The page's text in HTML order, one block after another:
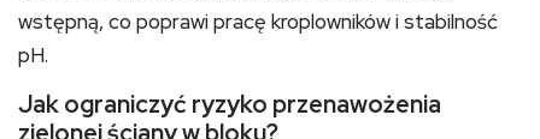
wstępną, co poprawi pracę kroplowników i stabilność
pH.
Jak ograniczyć ryzyko przenawożenia